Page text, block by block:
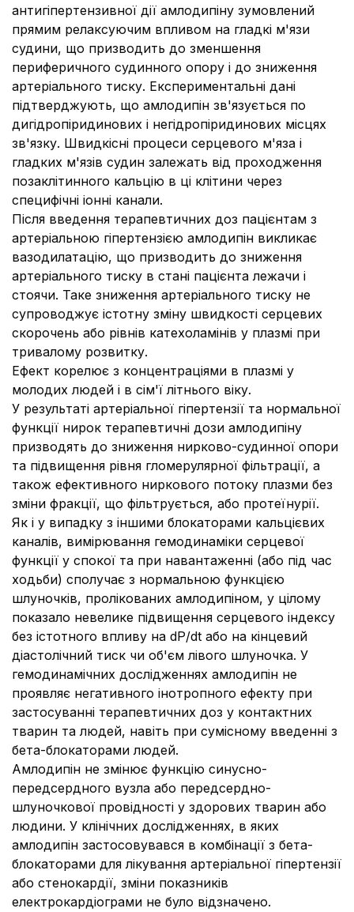
антигіпертензивної дії амлодипіну зумовлений
прямим релаксуючим впливом на гладкі м'язи
судини, що призводить до зменшення
периферичного судинного опору і до зниження
артеріального тиску. Експериментальні дані
підтверджують, що амлодипін зв'язується по
дигідропіридинових і негідропіридинових місцях
зв'язку. Швидкісні процеси серцевого м'яза і
гладких м'язів судин залежать від проходження
позаклітинного кальцію в ці клітини через
специфічні іонні канали.
Після введення терапевтичних доз пацієнтам з
артеріальною гіпертензією амлодипін викликає
вазодилатацію, що призводить до зниження
артеріального тиску в стані пацієнта лежачи і
стоячи. Таке зниження артеріального тиску не
супроводжує істотну зміну швидкості серцевих
скорочень або рівнів катехоламінів у плазмі при
тривалому розвитку.
Ефект корелює з концентраціями в плазмі у
молодих людей і в сім'ї літнього віку.
У результаті артеріальної гіпертензії та нормальної
функції нирок терапевтичні дози амлодипіну
призводять до зниження нирково-судинної опори
та підвищення рівня гломерулярної фільтрації, а
також ефективного ниркового потоку плазми без
зміни фракції, що фільтрується, або протеїнурії.
Як і у випадку з іншими блокаторами кальцієвих
каналів, вимірювання гемодинаміки серцевої
функції у спокої та при навантаженні (або під час
ходьби) сполучає з нормальною функцією
шлуночків, пролікованих амлодипіном, у цілому
показало невелике підвищення серцевого індексу
без істотного впливу на dP/dt або на кінцевий
діастолічний тиск чи об'єм лівого шлуночка. У
гемодинамічних дослідженнях амлодипін не
проявляє негативного інотропного ефекту при
застосуванні терапевтичних доз у контактних
тварин та людей, навіть при сумісному введенні з
бета-блокаторами людей.
Амлодипін не змінює функцію синусно-
передсердного вузла або передсердно-
шлуночкової провідності у здорових тварин або
людини. У клінічних дослідженнях, в яких
амлодипін застосовувався в комбінації з бета-
блокаторами для лікування артеріальної гіпертензії
або стенокардії, зміни показників
електрокардіограми не було відзначено.